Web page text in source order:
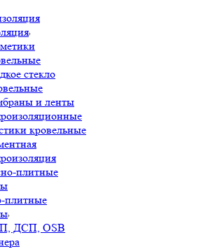
стекло
и ленты
кровельные
плитные
ДСП, OSB